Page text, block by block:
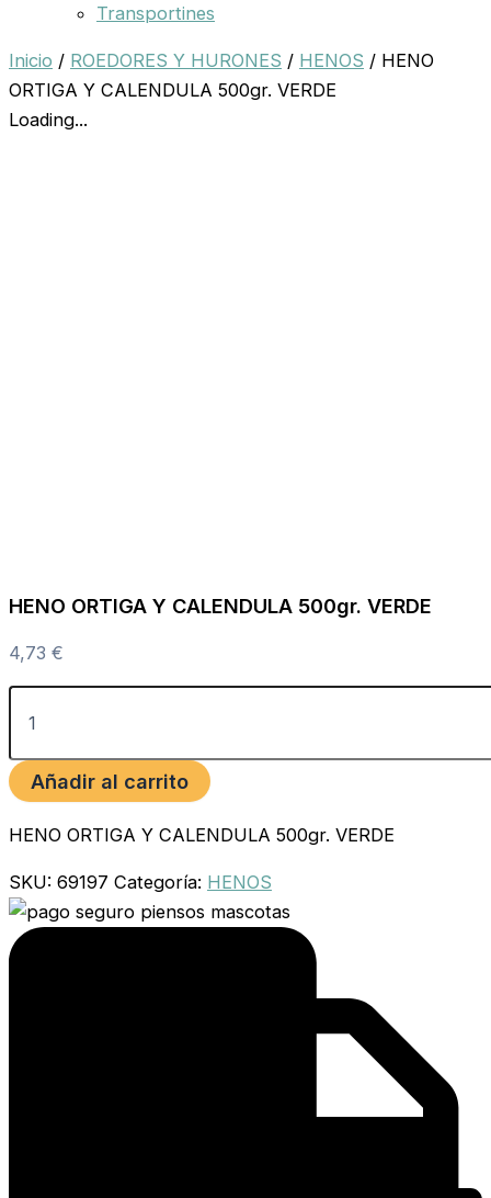
Transportines
Inicio / ROEDORES Y HURONES / HENOS / HENO
ORTIGA Y CALENDULA 500gr. VERDE
Loading...
HENO ORTIGA Y CALENDULA 500gr. VERDE
4,73 €
Añadir al carrito
HENO ORTIGA Y CALENDULA 500gr. VERDE
SKU: 69197 Categoría: HENOS